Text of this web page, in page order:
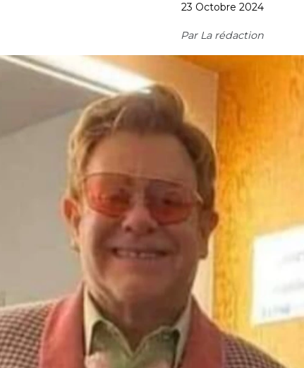
23 Octobre 2024
Par La rédaction